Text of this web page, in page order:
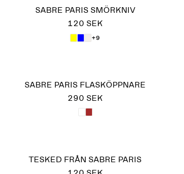
SABRE PARIS SMÖRKNIV
120 SEK
+9
SABRE PARIS FLASKÖPPNARE
290 SEK
TESKED FRÅN SABRE PARIS